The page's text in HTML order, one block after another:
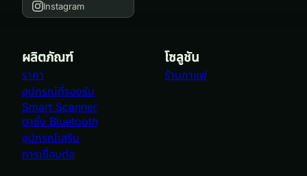
Instagram
ผลิตภัณฑ์
ราคา
อุปกรณ์ที่รองรับ
Smart Scanner
ตาชั่ง Bluetooth
อุปกรณ์เสริม
การเชื่อมต่อ
โซลูชัน
ร้านกาแฟ